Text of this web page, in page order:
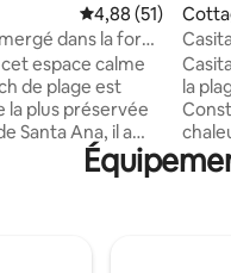
Évaluation
4,88 (51)
dans la forêt
espace calme
de plage est
la plus préservée
Santa Ana, il a
et lente,
apprécierez votre
dans
la